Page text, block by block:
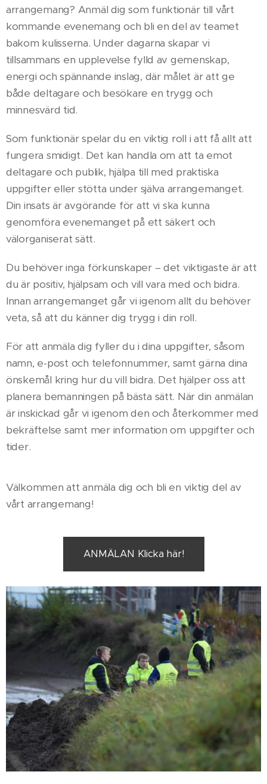
arrangemang? Anmäl dig som funktionär till vårt
kommande evenemang och bli en del av teamet
bakom kulisserna. Under dagarna skapar vi
tillsammans en upplevelse fylld av gemenskap,
energi och spännande inslag, där målet är att ge
både deltagare och besökare en trygg och
minnesvärd tid.
Som funktionär spelar du en viktig roll i att få allt att
fungera smidigt. Det kan handla om att ta emot
deltagare och publik, hjälpa till med praktiska
uppgifter eller stötta under själva arrangemanget.
Din insats är avgörande för att vi ska kunna
genomföra evenemanget på ett säkert och
välorganiserat sätt.
Du behöver inga förkunskaper – det viktigaste är att
du är positiv, hjälpsam och vill vara med och bidra.
Innan arrangemanget går vi igenom allt du behöver
veta, så att du känner dig trygg i din roll.
För att anmäla dig fyller du i dina uppgifter, såsom
namn, e-post och telefonnummer, samt gärna dina
önskemål kring hur du vill bidra. Det hjälper oss att
planera bemanningen på bästa sätt. När din anmälan
är inskickad går vi igenom den och återkommer med
bekräftelse samt mer information om uppgifter och
tider.
Välkommen att anmäla dig och bli en viktig del av
vårt arrangemang!
ANMÄLAN Klicka här!